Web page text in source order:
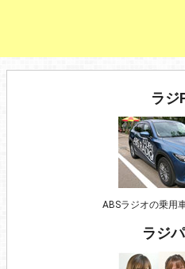
ラジ
ABSラジオの乗用
ラジ